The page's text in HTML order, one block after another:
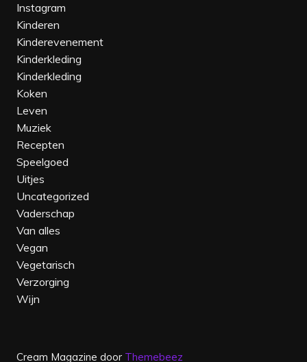
Instagram
Kinderen
Kinderevenement‎
Kinderkleding
Kinderkleding‎
Koken
Leven
Muziek
Recepten
Speelgoed
Uitjes
Uncategorized
Vaderschap
Van alles
Vegan
Vegetarisch
Verzorging
Wijn
Cream Magazine door Themebeez